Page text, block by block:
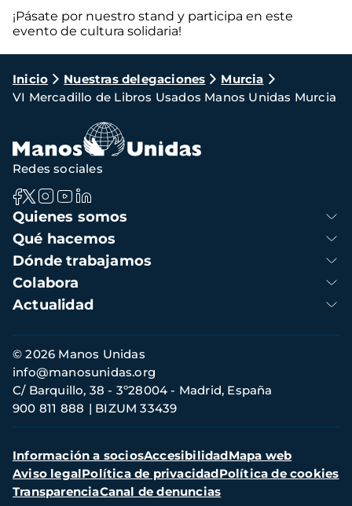
¡Pásate por nuestro stand y participa en este
evento de cultura solidaria!
Ruta
de
navegación
Inicio Nuestras delegaciones
Murcia
VI Mercadillo de Libros Usados Manos Unidas Murcia
Navegación
principal
Quienes somos
Qué hacemos
Dónde trabajamos
Colabora
Actualidad
Redes sociales
Información
de
contacto
© 2026 Manos Unidas
C/ Barquillo, 38 - 3º28004 - Madrid, España
900 811 888
BIZUM 33439
info@manosunidas.org
Menú
secundario
Información a sociosAccesibilidadMapa web
Aviso legalPolítica de privacidadPolítica de cookies
TransparenciaCanal de denuncias